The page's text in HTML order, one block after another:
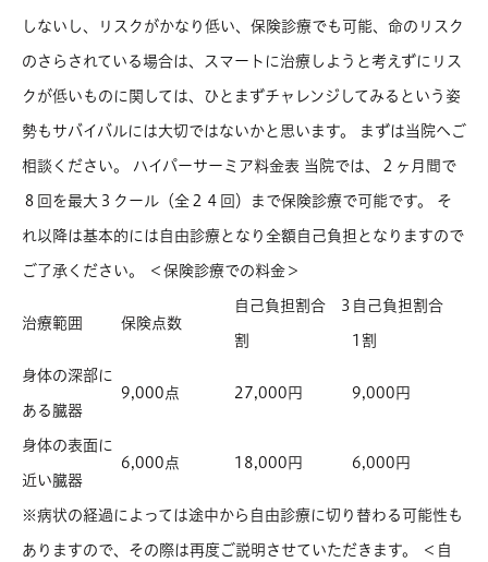
しないし、リスクがかなり低い、保険診療でも可能、命のリスク
のさらされている場合は、スマートに治療しようと考えずにリス
クが低いものに関しては、ひとまずチャレンジしてみるという姿
勢もサバイバルには大切ではないかと思います。 まずは当院へご
相談ください。 ハイパーサーミア料金表 当院では、２ヶ月間で
８回を最大３クール（全２４回）まで保険診療で可能です。 そ
れ以降は基本的には自由診療となり全額自己負担となりますので
ご了承ください。 ＜保険診療での料金＞
治療範囲 保険点数
自己負担割合 3
割
自己負担割合
1割
身体の深部に
ある臓器
9,000点 27,000円 9,000円
身体の表面に
近い臓器
6,000点 18,000円 6,000円
※病状の経過によっては途中から自由診療に切り替わる可能性も
ありますので、その際は再度ご説明させていただきます。 ＜自